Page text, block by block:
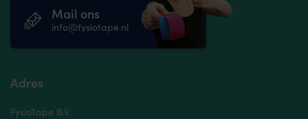
Mail ons
info@fysiotape.nl
Adres
FysioTape B.V.